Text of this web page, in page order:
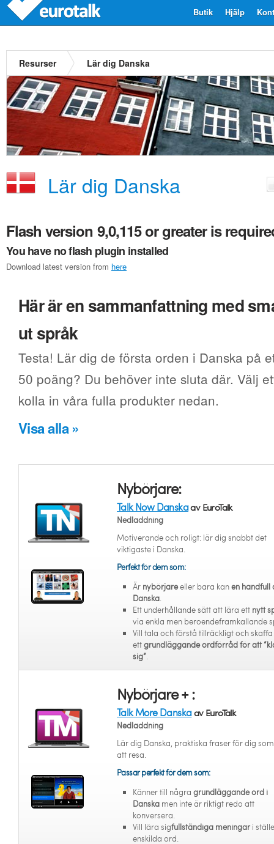
Hjälp
Butik
Resurser Lär dig Danska
Lär dig Danska
Flash version 9,0,115 or greater is
You have no flash plugin installed
Download latest version from here
Här är en sammanfattning med
ut språk
Testa! Lär dig de första orden i Danska på
50 poäng? Du behöver inte sluta där. Välj
kolla in våra fulla produkter nedan.
Visa alla »
Nybörjare:
Talk Now Danskaav EuroTalk
Nedladdning
Motiverande och roligt: lär dig snabbt det
viktigaste i Danska.
Perfekt för dem som:
Är nybörjareeller bara kanen handfull
Danska.
Ett underhållande sätt att lära ett nytt
via enkla men beroendeframkallande
Vill tala och förstå tillräckligt och
ettgrundläggande ordförråd för att
sig”.
Nybörjare + :
Talk More Danskaav EuroTalk
Nedladdning
Lär dig Danska, praktiska fraser för dig
att resa.
Passar perfekt för dem som:
Känner till några grundläggande ord i
Danska men inte är riktigt redo att
konversera.
Vill lära sigfullständiga meningar i
enskilda ord.